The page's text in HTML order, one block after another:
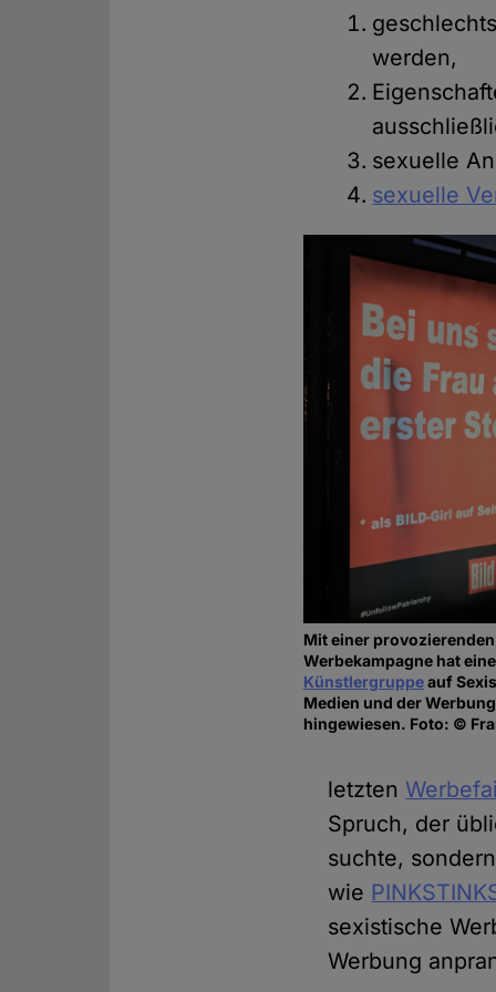
werden,
sexuelle
sexuelle
Mit einer provozierenden
Werbekampagne hat eine
Künstlergruppeauf
Medien und der Werbung
hingewiesen. Foto: ©
letzten
Spruch, der
suchte,
wie
sexistische
Werbung